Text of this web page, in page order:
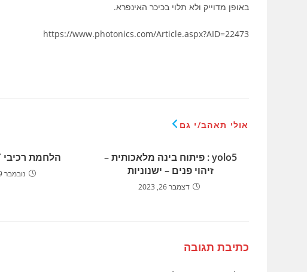
באופן מדוייק ולא תלוי בכיכר האינפרא.
https://www.photonics.com/Article.aspx?AID=22473
אולי תאהב/י גם
הלחמת רכיבי SMD \ SMT
נובמבר 29, 2021
yolo5 : פיתוח בינה מלאכותית –
זיהוי פנים – ישנוניות
דצמבר 26, 2023
כתיבת תגובה